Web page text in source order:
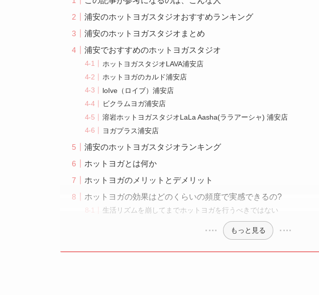
浦安のホットヨガスタジオおすすめランキング
浦安のホットヨガスタジオまとめ
浦安でおすすめのホットヨガスタジオ
ホットヨガスタジオLAVA浦安店
ホットヨガのカルド浦安店
loIve（ロイブ）浦安店
ビクラムヨガ浦安店
溶岩ホットヨガスタジオLaLa Aasha(ララアーシャ) 浦安店
ヨガプラス浦安店
浦安のホットヨガスタジオランキング
ホットヨガとは何か
ホットヨガのメリットとデメリット
ホットヨガの効果はどのくらいの頻度で実感できるの?
生活リズムを崩してまでホットヨガを行うべきではない
もっと見る